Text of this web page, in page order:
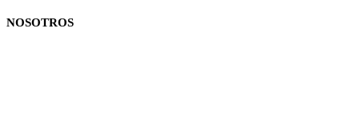
NOSOTROS